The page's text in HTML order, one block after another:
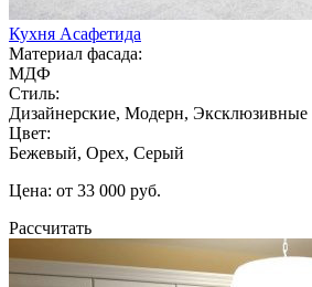
Кухня Асафетида
Материал фасада:
МДФ
Стиль:
Дизайнерские, Модерн, Эксклюзивные
Цвет:
Бежевый, Орех, Серый
Цена: от 33 000 руб.
Рассчитать